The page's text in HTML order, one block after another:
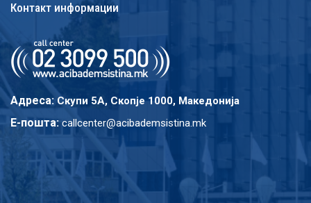
Контакт информации
Адреса: Скупи 5A, Скопје 1000, Македонија
E-пошта: callcenter@acibademsistina.mk